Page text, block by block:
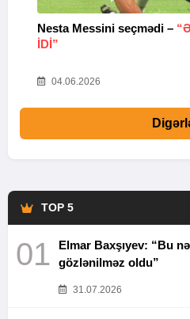
Nesta Messini seçmədi –
IDI”
04.06.2026
TOP 5
01
Elmar Baxşıyev: “Bu
gözlənilməz oldu”
31.07.2026